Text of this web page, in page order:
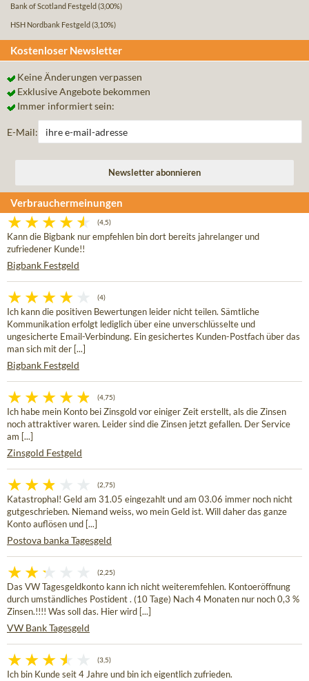
Bank of Scotland Festgeld (3,00%)
HSH Nordbank Festgeld (3,10%)
Kostenloser Newsletter
Keine Änderungen verpassen
Exklusive Angebote bekommen
Immer informiert sein:
E-Mail:
Verbrauchermeinungen
(4,5)
Kann die Bigbank nur empfehlen bin dort bereits jahrelanger und
zufriedener Kunde!!
Bigbank Festgeld
(4)
Ich kann die positiven Bewertungen leider nicht teilen. Sämtliche
Kommunikation erfolgt lediglich über eine unverschlüsselte und
ungesicherte Email-Verbindung. Ein gesichertes Kunden-Postfach über das
man sich mit der [...]
Bigbank Festgeld
(4,75)
Ich habe mein Konto bei Zinsgold vor einiger Zeit erstellt, als die Zinsen
noch attraktiver waren. Leider sind die Zinsen jetzt gefallen. Der Service
am [...]
Zinsgold Festgeld
(2,75)
Katastrophal! Geld am 31.05 eingezahlt und am 03.06 immer noch nicht
gutgeschrieben. Niemand weiss, wo mein Geld ist. Will daher das ganze
Konto auflösen und [...]
Postova banka Tagesgeld
(2,25)
Das VW Tagesgeldkonto kann ich nicht weiteremfehlen. Kontoeröffnung
durch umständliches Postident . (10 Tage) Nach 4 Monaten nur noch 0,3 %
Zinsen.!!!! Was soll das. Hier wird [...]
VW Bank Tagesgeld
(3,5)
Ich bin Kunde seit 4 Jahre und bin ich eigentlich zufrieden.